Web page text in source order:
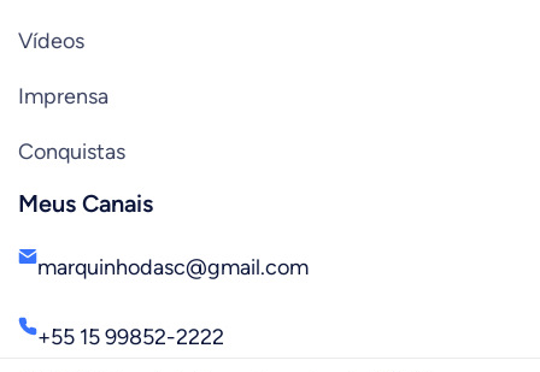
Vídeos
Imprensa
Conquistas
Meus Canais
marquinhodasc@gmail.com
+55 15 99852-2222